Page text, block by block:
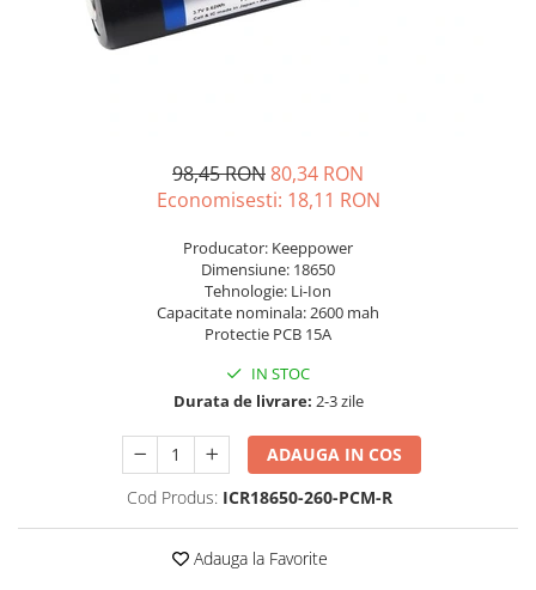
Incarcatoare acumulatori
Panouri fotovoltaice si accesorii
Invertoare Off-grid
Convertoare de tensiune
Sisteme de stocare energie
Pachete complete stocare energie
98,45 RON80,34 RON
Economisesti: 18,11 RON
Producator: Keeppower
Dimensiune: 18650
Tehnologie: Li-Ion
Capacitate nominala: 2600 mah
Protectie PCB 15A
IN STOC
Durata de livrare: 2-3 zile
ADAUGA IN COS
Cod Produs: ICR18650-260-PCM-R
Adauga la Favorite